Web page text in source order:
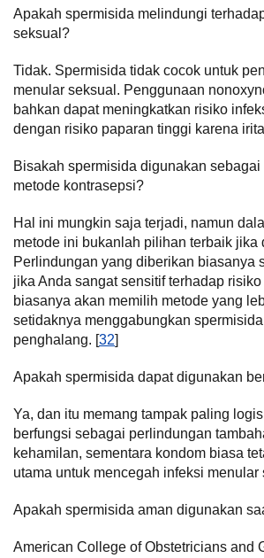
Apakah spermisida melindungi
seksual?
Tidak. Spermisida tidak cocok untuk
menular seksual. Penggunaan
bahkan dapat meningkatkan risiko
dengan risiko paparan tinggi karena
Bisakah spermisida digunakan sebagai
metode kontrasepsi?
Hal ini mungkin saja terjadi, namun
metode ini bukanlah pilihan terbaik jika
Perlindungan yang diberikan biasanya
jika Anda sangat sensitif terhadap
biasanya akan memilih metode yang
setidaknya menggabungkan
penghalang. [32]
Apakah spermisida dapat digunakan
Ya, dan itu memang tampak paling
berfungsi sebagai perlindungan
kehamilan, sementara kondom biasa
utama untuk mencegah infeksi menular
Apakah spermisida aman digunakan
American College of Obstetricians and